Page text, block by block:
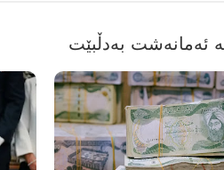
ئەمانەشت بەدڵبێت